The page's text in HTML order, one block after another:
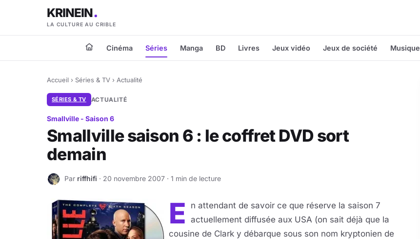
KRINEIN
LA CULTURE AU CRIBLE
Cinéma Séries Manga BD Livres Jeux vidéo Jeux de société Musique
Accueil › Séries & TV › Actualité
SÉRIES & TV ACTUALITÉ
Smallville - Saison 6
Smallville saison 6 : le coffret DVD sort
demain
R Par riffhifi · 20 novembre 2007 · 1 min de lecture
E
n attendant de savoir ce que réserve la saison 7
actuellement diffusée aux USA (on sait déjà que la
cousine de Clark y débarque sous son nom kryptonien de